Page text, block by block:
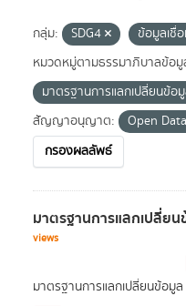
กลุ่ม: SDG4
ข้อมูลเชื่
หมวดหมู่ตามธรรมาภิบาลข้อมู
มาตรฐานการแลกเปลี่ยนข้อ
สัญญาอนุญาต:
Open
กรองผลลัพธ์
มาตรฐานการแลกเปลี่ย
views
มาตรฐานการแลกเปลี่ยนข้อมูล